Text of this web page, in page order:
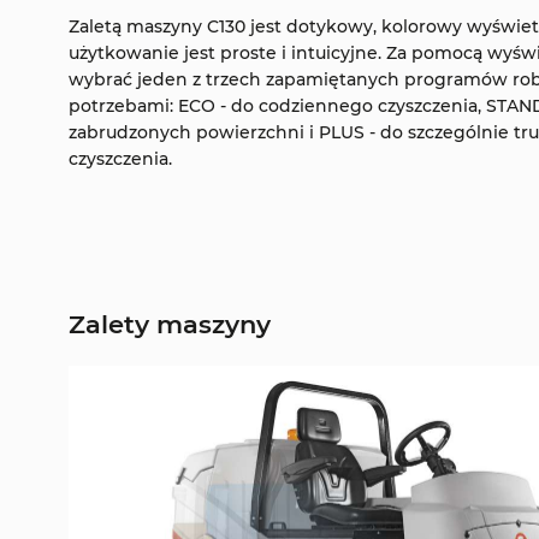
Zaletą maszyny C130 jest dotykowy, kolorowy
użytkowanie jest proste i intuicyjne. Za pomocą
wybrać jeden z trzech zapamiętanych programów
potrzebami: ECO - do codziennego czyszczenia,
zabrudzonych powierzchni i PLUS - do szczególnie
czyszczenia.
Zalety maszyny